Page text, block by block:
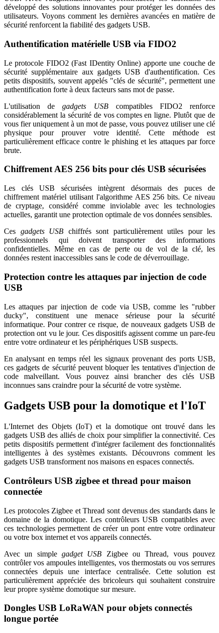
développé des solutions innovantes pour protéger les données des
utilisateurs. Voyons comment les dernières avancées en matière de
sécurité renforcent la fiabilité des gadgets USB.
Authentification matérielle USB via FIDO2
Le protocole FIDO2 (Fast IDentity Online) apporte une couche de
sécurité supplémentaire aux gadgets USB d'authentification. Ces
petits dispositifs, souvent appelés "clés de sécurité", permettent une
authentification forte à deux facteurs sans mot de passe.
L'utilisation degadgets USB compatibles FIDO2 renforce
considérablement la sécurité de vos comptes en ligne. Plutôt que de
vous fier uniquement à un mot de passe, vous pouvez utiliser une clé
physique pour prouver votre identité. Cette méthode est
particulièrement efficace contre le phishing et les attaques par force
brute.
Chiffrement AES 256 bits pour clés USB sécurisées
Les clés USB sécurisées intègrent désormais des puces de
chiffrement matériel utilisant l'algorithme AES 256 bits. Ce niveau
de cryptage, considéré comme inviolable avec les technologies
actuelles, garantit une protection optimale de vos données sensibles.
Ces gadgets USB chiffrés sont particulièrement utiles pour les
professionnels qui doivent transporter des informations
confidentielles. Même en cas de perte ou de vol de la clé, les
données restent inaccessibles sans le code de déverrouillage.
Protection contre les attaques par injection de code
USB
Les attaques par injection de code via USB, comme les "rubber
ducky", constituent une menace sérieuse pour la sécurité
informatique. Pour contrer ce risque, de nouveaux gadgets USB de
protection ont vu le jour. Ces dispositifs agissent comme un pare-feu
entre votre ordinateur et les périphériques USB suspects.
En analysant en temps réel les signaux provenant des ports USB,
ces gadgets de sécurité peuvent bloquer les tentatives d'injection de
code malveillant. Vous pouvez ainsi brancher des clés USB
inconnues sans craindre pour la sécurité de votre système.
Gadgets USB pour la domotique et l'IoT
L'Internet des Objets (IoT) et la domotique ont trouvé dans les
gadgets USB des alliés de choix pour simplifier la connectivité. Ces
petits dispositifs permettent d'intégrer facilement des fonctionnalités
intelligentes à des systèmes existants. Découvrons comment les
gadgets USB transforment nos maisons en espaces connectés.
Contrôleurs USB zigbee et thread pour maison
connectée
Les protocoles Zigbee et Thread sont devenus des standards dans le
domaine de la domotique. Les contrôleurs USB compatibles avec
ces technologies permettent de créer un pont entre votre ordinateur
ou votre box internet et vos appareils connectés.
Avec un simple gadget USB Zigbee ou Thread, vous pouvez
contrôler vos ampoules intelligentes, vos thermostats ou vos serrures
connectées depuis une interface centralisée. Cette solution est
particulièrement appréciée des bricoleurs qui souhaitent construire
leur propre système domotique sur mesure.
Dongles USB LoRaWAN pour objets connectés
longue portée